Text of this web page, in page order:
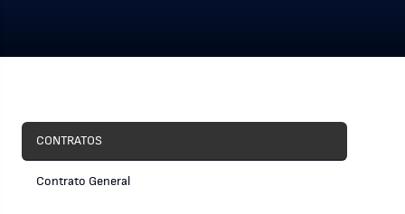
CONTRATOS
Contrato General